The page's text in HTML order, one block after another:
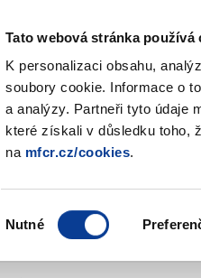
Tato webová stránka používá
K personalizaci obsahu,
soubory cookie. Informace o
a analýzy. Partneři tyto údaje
které získali v důsledku toho,
na mfcr.cz/cookies.
souhlasu
Nutné
Fondy EHP a
ŽIVOTNÍ PROSTŘEDÍ